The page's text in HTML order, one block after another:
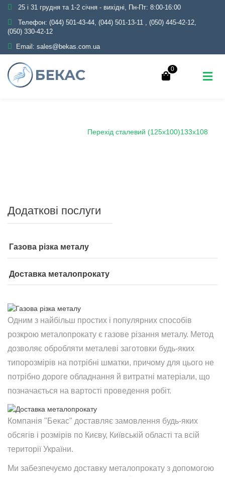
25 і 31 грудня та 1-2 січня - вихідні, Пн-Пт: 8:00-16:00
Телефон: (044) 501-43-44, (044) 501-13-11 , (050) 445-42-12,
(050) 330-42-12
Email: sales@bekas.com.ua
0
Перехід сталевий (125х100)133х108
Додаткові послуги
Газова різка металу
Доставка металопрокату
Одним з найбільш простих і популярних способів
розкрою металопрокату є газове різання металу. Метод
дозволяє обробляти металеві заготовки будь-яких
типорозмірів на потрібні шматки, причому для цього не
потрібно дороге обладнання й витратні матеріали, що
позначається на вартості проведення робіт.
Компанія "Бекас" доставляє замовлення будь-яких
обсягів і розмірів по Києву, Київській області та всій
території України.
Ми забезпечуємо доставку металопрокату з допомогою